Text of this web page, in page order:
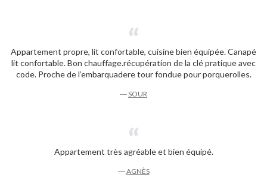
Appartement propre, lit confortable, cuisine bien équipée. Canapé
lit confortable. Bon chauffage.récupération de la clé pratique avec
code. Proche de l’embarquadere tour fondue pour porquerolles.
―SOUR
Appartement très agréable et bien équipé.
―AGNÈS